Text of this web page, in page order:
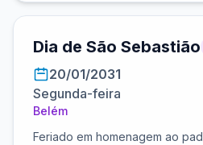
Dia de São Sebastião
20/01/2031
Segunda-feira
Belém
Feriado em homenagem ao